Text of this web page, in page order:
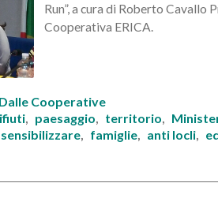
Run”, a cura di Roberto Cavallo
Cooperativa ERICA.
Dalle Cooperative
, paesaggio, territorio,
sensibilizzare, famiglie, anti locli,